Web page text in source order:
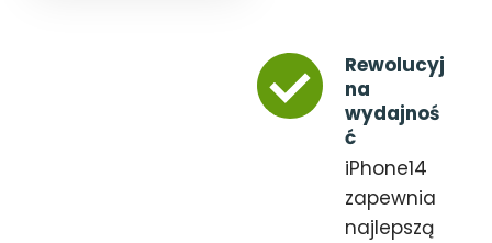
Rewolucyj
na
wydajnoś
ć
iPhone14
zapewnia
najlepszą